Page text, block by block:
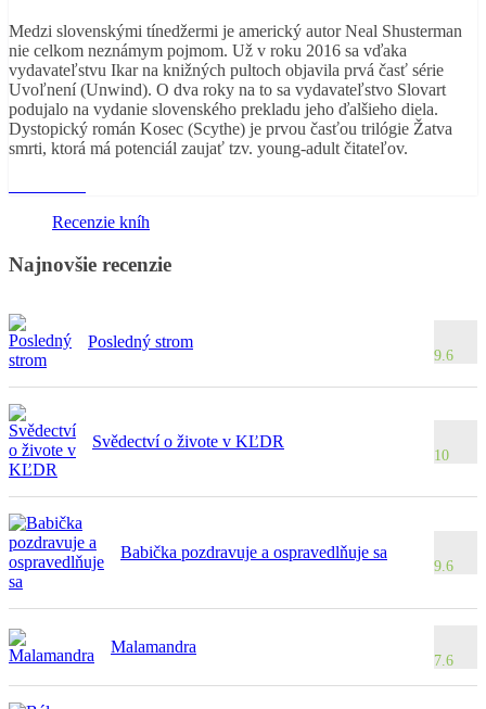
Medzi slovenskými tínedžermi je americký autor Neal Shusterman
nie celkom neznámym pojmom. Už v roku 2016 sa vďaka
vydavateľstvu Ikar na knižných pultoch objavila prvá časť série
Uvoľnení (Unwind). O dva roky na to sa vydavateľstvo Slovart
podujalo na vydanie slovenského prekladu jeho ďalšieho diela.
Dystopický román Kosec (Scythe) je prvou časťou trilógie Žatva
smrti, ktorá má potenciál zaujať tzv. young-adult čitateľov.
Recenzie kníh
Najnovšie recenzie
Posledný strom
9.6
Svědectví o živote v KĽDR
10
Babička pozdravuje a ospravedlňuje sa
9.6
Malamandra
7.6